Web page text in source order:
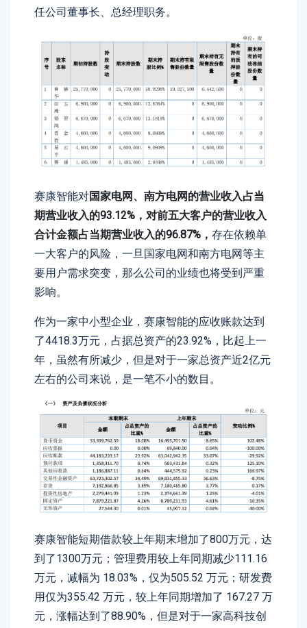
任公司董事长、总经理职务。
赛康智能对国家电网、南方电网的营业收入占当
期营业收入的93.12%，对前五大客户的营业收入
合计金额占当期营业收入的96.87%， 存在依赖单
一大客户的风险，一旦国家电网和南方电网等主
要用户需求突变，那么公司的业绩也将受到严重
影响。
作为一家中小型企业，赛康智能的应收账款达到
了4418.3万元，占据总资产的23.92%，比起上一
年，虽然有所减少，但是对于一家总资产近2亿元
左右的公司来说，是一笔不小的数目。
赛康智能短期借款较上年期末增加了800万元，达
到了1300万元；管理费用较上年同期减少111.16
万元，减幅为 18.03%，仅为505.52 万元；研发费
用仅为355.42 万元，较上年同期增加了 167.27 万
元，涨幅达到了88.90%，但是对于一家高科技创